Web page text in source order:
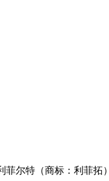
菲尔特（商标：利菲拓